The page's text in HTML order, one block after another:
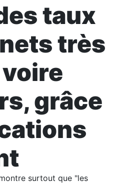
taux
très
grâce
surtout que "les